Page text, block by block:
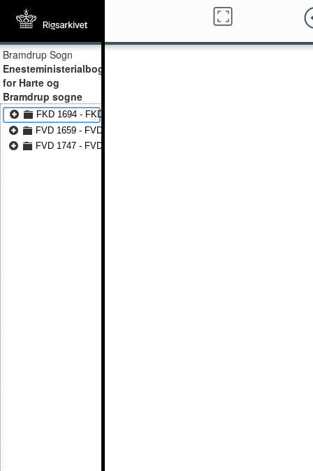
Bramdrup Sogn
Enesteministerialbog
for Harte og
Bramdrup sogne
FKD 1694 - FKD 1746
FVD 1659 - FVD 1694
FVD 1747 - FVD 1815